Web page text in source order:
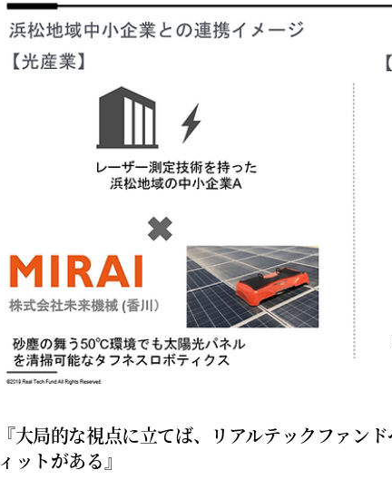
『大局的な視点に立てば、リアルテックファン
ィットがある』